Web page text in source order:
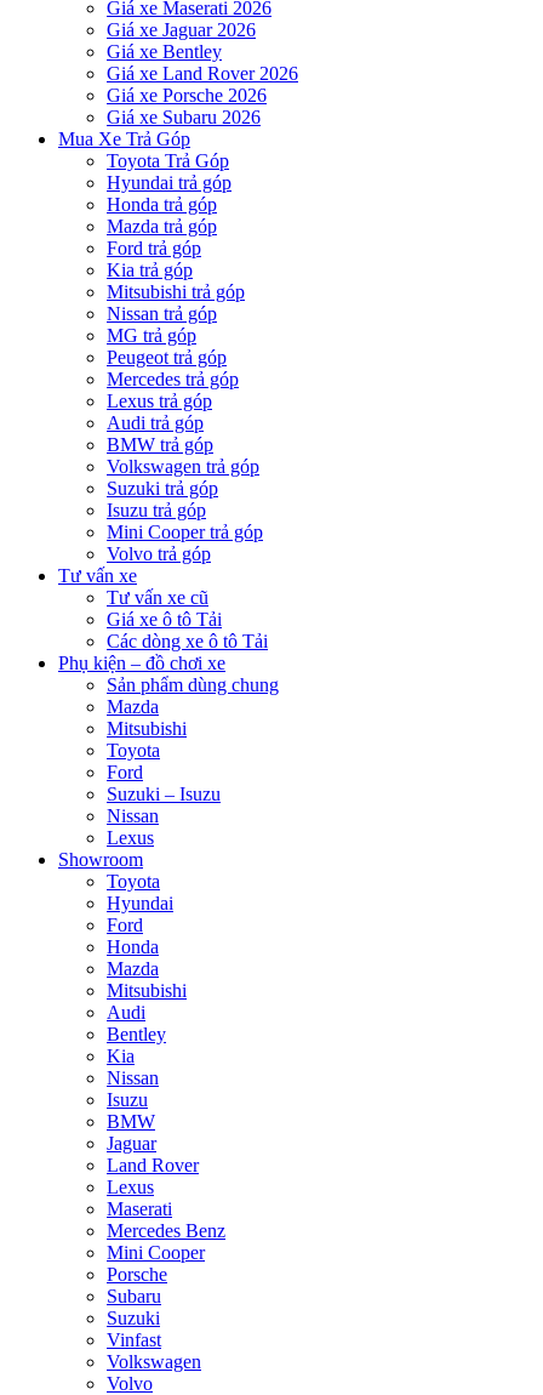
Giá xe Maserati 2026
Giá xe Jaguar 2026
Giá xe Bentley
Giá xe Land Rover 2026
Giá xe Porsche 2026
Giá xe Subaru 2026
Mua Xe Trả Góp
Toyota Trả Góp
Hyundai trả góp
Honda trả góp
Mazda trả góp
Ford trả góp
Kia trả góp
Mitsubishi trả góp
Nissan trả góp
MG trả góp
Peugeot trả góp
Mercedes trả góp
Lexus trả góp
Audi trả góp
BMW trả góp
Volkswagen trả góp
Suzuki trả góp
Isuzu trả góp
Mini Cooper trả góp
Volvo trả góp
Tư vấn xe
Tư vấn xe cũ
Giá xe ô tô Tải
Các dòng xe ô tô Tải
Phụ kiện – đồ chơi xe
Sản phẩm dùng chung
Mazda
Mitsubishi
Toyota
Ford
Suzuki – Isuzu
Nissan
Lexus
Showroom
Toyota
Hyundai
Ford
Honda
Mazda
Mitsubishi
Audi
Bentley
Kia
Nissan
Isuzu
BMW
Jaguar
Land Rover
Lexus
Maserati
Mercedes Benz
Mini Cooper
Porsche
Subaru
Suzuki
Vinfast
Volkswagen
Volvo